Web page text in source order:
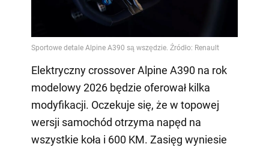
Elektryczny crossover Alpine A390 na rok
modelowy 2026 będzie oferował kilka
modyfikacji. Oczekuje się, że w topowej
wersji samochód otrzyma napęd na
wszystkie koła i 600 KM. Zasięg wyniesie